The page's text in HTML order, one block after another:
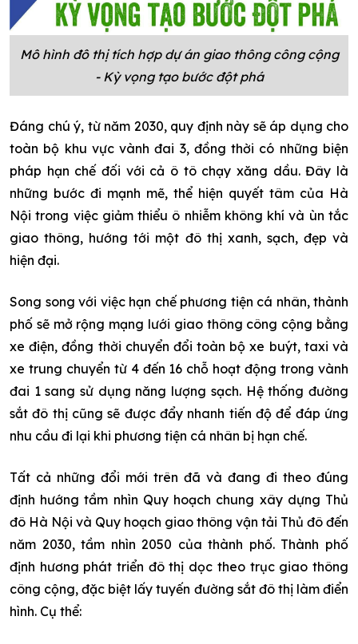
Mô hình đô thị tích hợp dự án giao thông công cộng
- Kỳ vọng tạo bước đột phá
Đáng chú ý, từ năm 2030, quy định này sẽ áp dụng cho
toàn bộ khu vực vành đai 3, đồng thời có những biện
pháp hạn chế đối với cả ô tô chạy xăng dầu. Đây là
những bước đi mạnh mẽ, thể hiện quyết tâm của Hà
Nội trong việc giảm thiểu ô nhiễm không khí và ùn tắc
giao thông, hướng tới một đô thị xanh, sạch, đẹp và
hiện đại.
Song song với việc hạn chế phương tiện cá nhân, thành
phố sẽ mở rộng mạng lưới giao thông công cộng bằng
xe điện, đồng thời chuyển đổi toàn bộ xe buýt, taxi và
xe trung chuyển từ 4 đến 16 chỗ hoạt động trong vành
đai 1 sang sử dụng năng lượng sạch. Hệ thống đường
sắt đô thị cũng sẽ được đẩy nhanh tiến độ để đáp ứng
nhu cầu đi lại khi phương tiện cá nhân bị hạn chế.
Tất cả những đổi mới trên đã và đang đi theo đúng
định hướng tầm nhìn Quy hoạch chung xây dựng Thủ
đô Hà Nội và Quy hoạch giao thông vận tải Thủ đô đến
năm 2030, tầm nhìn 2050 của thành phố. Thành phố
định hương phát triển đô thị dọc theo trục giao thông
công cộng, đặc biệt lấy tuyến đường sắt đô thị làm điển
hình. Cụ thể: